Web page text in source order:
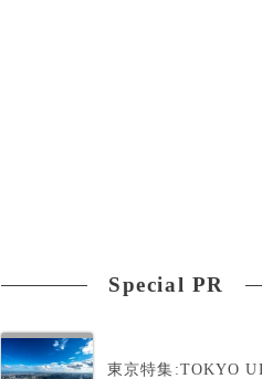
Special PR
東京特集:TOKYO